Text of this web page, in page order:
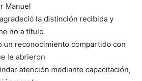
Manuel
la distinción recibida y
no a título
un reconocimiento compartido con
le abrieron
atención mediante capacitación,